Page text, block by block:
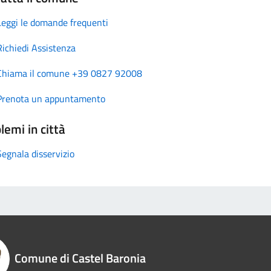
le domande frequenti
Assistenza
il comune +39 0827 92008
un appuntamento
in città
disservizio
Comune di Castel Baronia